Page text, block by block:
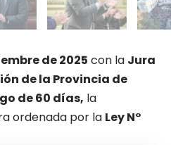
de 2025 con la Jura
de la Provincia de
de 60 días, la
ordenada por la Ley N°